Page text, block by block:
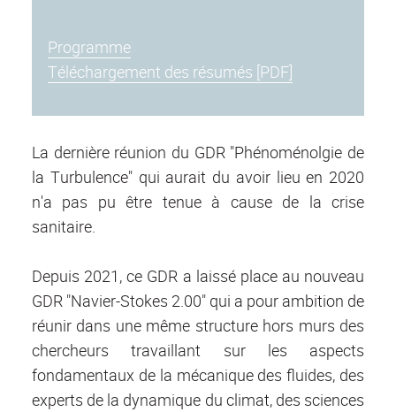
Programme
Téléchargement des résumés [PDF]
La dernière réunion du GDR "Phénoménolgie de
la Turbulence" qui aurait du avoir lieu en 2020
n'a pas pu être tenue à cause de la crise
sanitaire.
Depuis 2021, ce GDR a laissé place au nouveau
GDR "Navier-Stokes 2.00" qui a pour ambition de
réunir dans une même structure hors murs des
chercheurs travaillant sur les aspects
fondamentaux de la mécanique des fluides, des
experts de la dynamique du climat, des sciences